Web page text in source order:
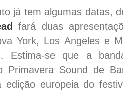
já tem algumas datas,
fará duas
York, Los Angeles e
Estima-se que a
Primavera Sound de
europeia do